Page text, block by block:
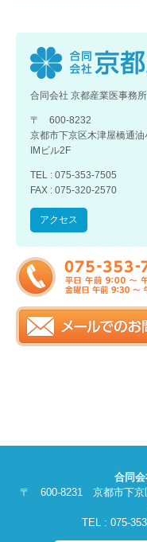
合同会社 京都産業医事務所
〒 600-8232
京都市下京区木津屋橋通
IMビル2F
TEL : 075-353-7505
FAX : 075-320-2570
アクセス
合同
〒 600-8231 京都市下京
TEL : 075-